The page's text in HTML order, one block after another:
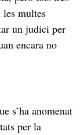
multes
un judici per
encara no
s’ha anomenat
per la